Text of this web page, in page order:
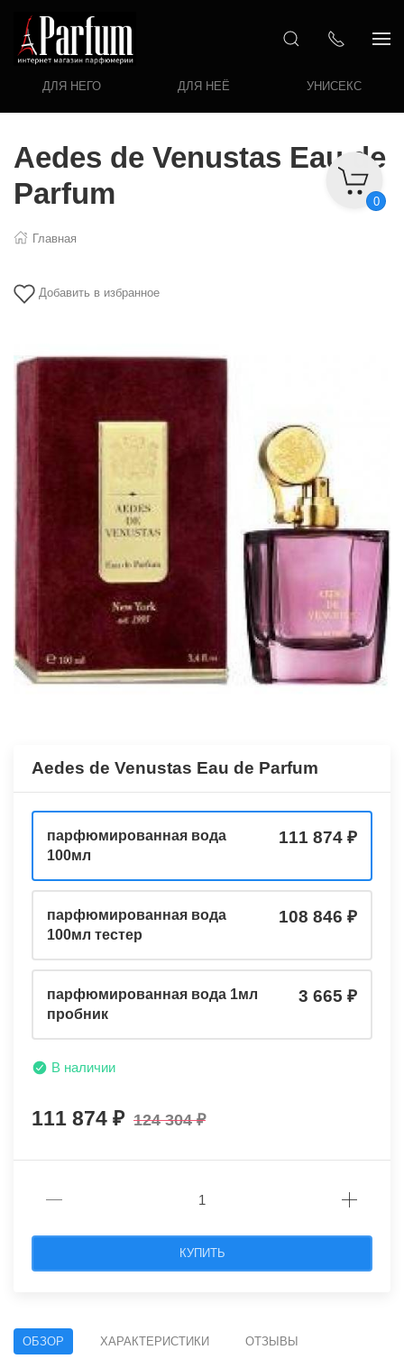
ДЛЯ НЕГО ДЛЯ НЕЁ УНИСЕКС
0
Aedes de Venustas Eau de
Parfum
Главная
Добавить в избранное
Aedes de Venustas Eau de Parfum
парфюмированная вода
100мл
111 874
парфюмированная вода
100мл тестер
108 846
парфюмированная вода 1мл
пробник
3 665
В наличии
111 874 124 304
КУПИТЬ
ОБЗОР ХАРАКТЕРИСТИКИ ОТЗЫВЫ